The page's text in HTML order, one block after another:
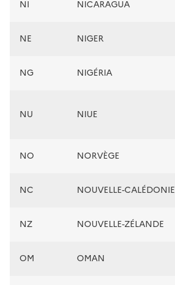
NI NICARAGUA
NE NIGER
NG NIGÉRIA
NU NIUE
NO NORVÈGE
NC NOUVELLE-CALÉDONIE
NZ NOUVELLE-ZÉLANDE
OM OMAN